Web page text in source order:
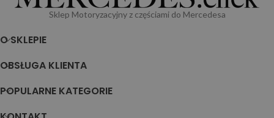
Sklep Motoryzacyjny z częściami do Mercedesa
O SKLEPIE
OBSŁUGA KLIENTA
POPULARNE KATEGORIE